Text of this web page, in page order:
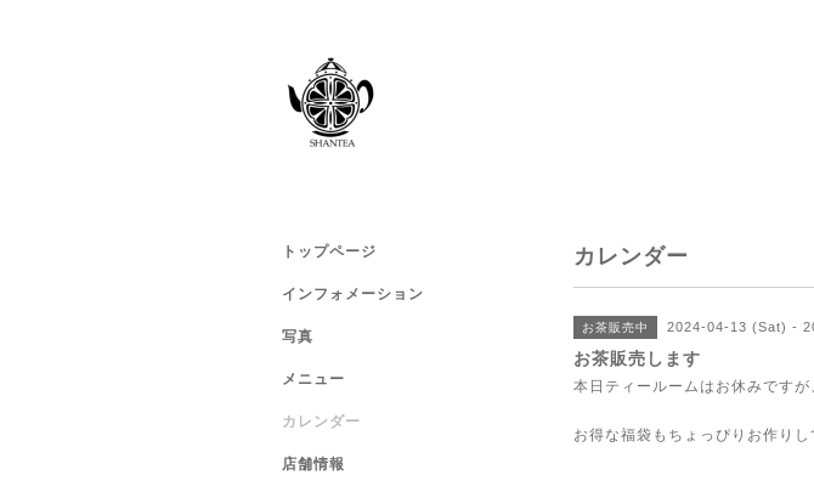
カレンダー
お茶販売中 2024-04-13 (Sat) -
お茶販売します
本日ティールームはお休みです
お得な福袋もちょっぴりお作りし
トップページ
インフォメーション
写真
メニュー
カレンダー
店舗情報